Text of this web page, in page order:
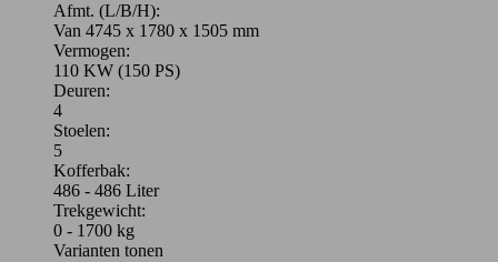
Afmt. (L/B/H):
Van 4745 x 1780 x 1505 mm
Vermogen:
110 KW (150 PS)
Deuren:
4
Stoelen:
5
Kofferbak:
486 - 486 Liter
Trekgewicht:
0 - 1700 kg
Varianten tonen